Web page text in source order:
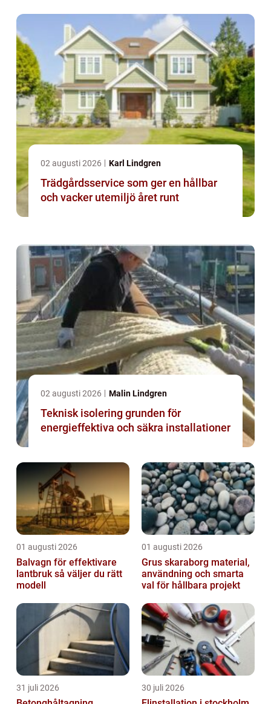
02 augusti 2026 Karl Lindgren
Trädgårdsservice som ger en hållbar
och vacker utemiljö året runt
02 augusti 2026 Malin Lindgren
Teknisk isolering grunden för
energieffektiva och säkra installationer
01 augusti 2026
Balvagn för effektivare
lantbruk så väljer du rätt
modell
01 augusti 2026
Grus skaraborg material,
användning och smarta
val för hållbara projekt
31 juli 2026 30 juli 2026